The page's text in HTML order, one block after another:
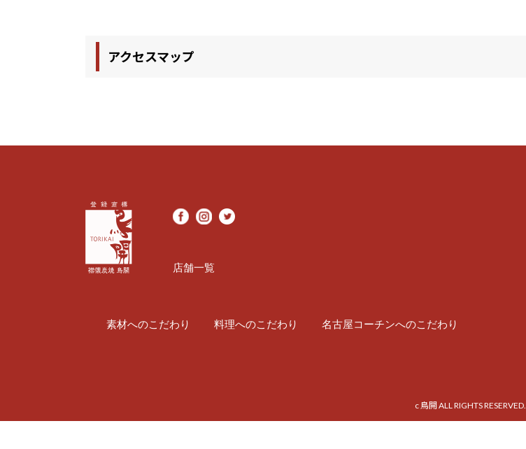
アクセスマップ
店舗一覧
素材へのこだわり 料理へのこだわり 名古屋コーチンへのこだわり
c 鳥開 ALL RIGHTS RESERVED.